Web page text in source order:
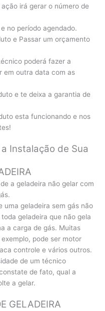
irá gerar o número de
no período agendado.
e Passar um orçamento
poderá fazer a
em outra data com as
e te deixa a garantia de
esta funcionando e nos
Instalação de Sua
a geladeira não gelar com
uma geladeira sem gás não
geladeira que não gela
a carga de gás. Muitas
pode ser motor
controle e vários outros.
de um técnico
de fato, qual a
a gelar.
GELADEIRA